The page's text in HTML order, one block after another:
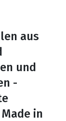
aus
und
-
in